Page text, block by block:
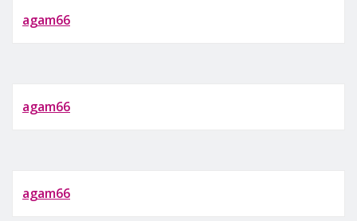
agam66
agam66
agam66